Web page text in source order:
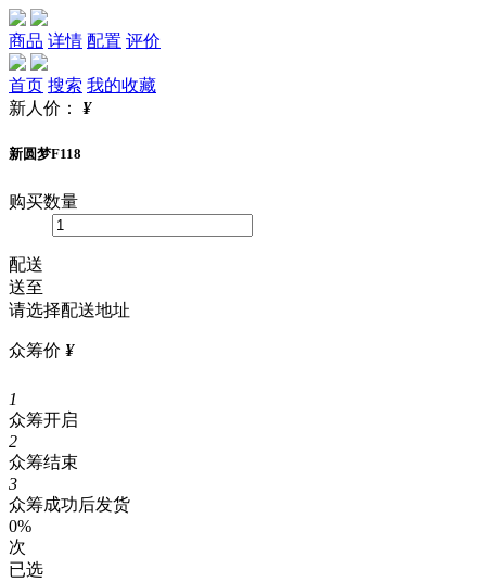
商品 详情 配置 评价
首页 搜索 我的收藏
新人价：
¥
新圆梦F118
购买数量
配送
送至
请选择配送地址
众筹价 ¥
1
众筹开启
2
众筹结束
3
众筹成功后发货
0%
次
已选